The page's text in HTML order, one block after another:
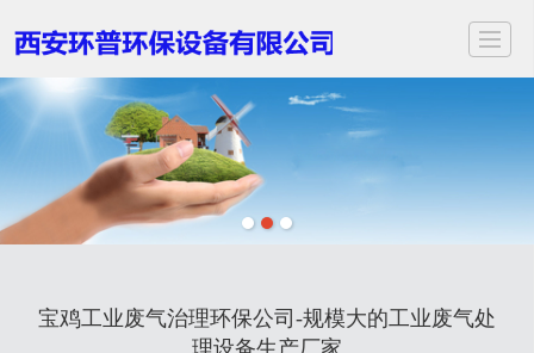
首页 关于我们服务项目 应用领域案例展示
宝鸡工业废气治理环保公司-规模大的工业废气处
理设备生产厂家